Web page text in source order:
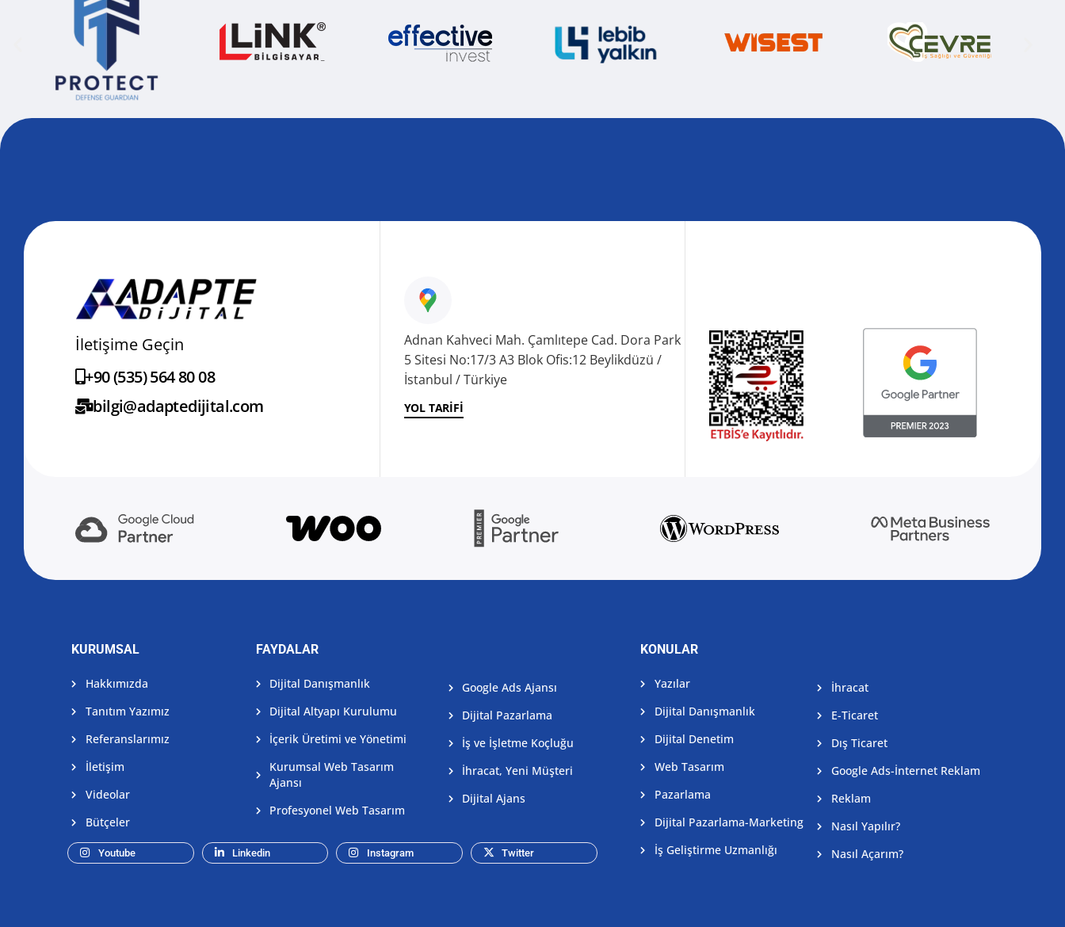
İletişime Geçin
+90 (535) 564 80 08
bilgi@adaptedijital.com
Adnan Kahveci Mah. Çamlıtepe Cad. Dora Park
5 Sitesi No:17/3 A3 Blok Ofis:12 Beylikdüzü /
İstanbul / Türkiye
YOL TARIFI
KURUMSAL
Hakkımızda
Tanıtım Yazımız
Referanslarımız
İletişim
Videolar
Bütçeler
FAYDALAR
Dijital Danışmanlık
Dijital Altyapı Kurulumu
İçerik Üretimi ve Yönetimi
Kurumsal Web Tasarım
Ajansı
Profesyonel Web Tasarım
Google Ads Ajansı
Dijital Pazarlama
İş ve İşletme Koçluğu
İhracat, Yeni Müşteri
Dijital Ajans
KONULAR
Yazılar
Dijital Danışmanlık
Dijital Denetim
Web Tasarım
Pazarlama
Dijital Pazarlama-Marketing
İş Geliştirme Uzmanlığı
İhracat
E-Ticaret
Dış Ticaret
Google Ads-İnternet Reklam
Reklam
Nasıl Yapılır?
Nasıl Açarım?
Youtube Linkedin Instagram Twitter